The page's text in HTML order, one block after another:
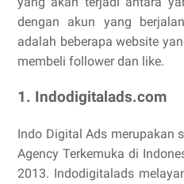
dengan akun yang
adalah beberapa website
membeli follower dan like.
1. Indodigitalads.com
Indo Digital Ads merupakan
Agency Terkemuka di
2013. Indodigitalads